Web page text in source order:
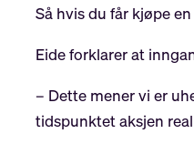
Så hvis du får kjøpe
Eide forklarer at
– Dette mener vi er
tidspunktet aksjen